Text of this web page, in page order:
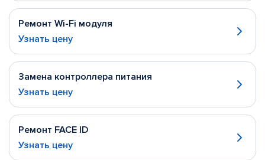
Ремонт Wi-Fi модуля
Узнать цену
Замена контроллера питания
Узнать цену
Ремонт FACE ID
Узнать цену